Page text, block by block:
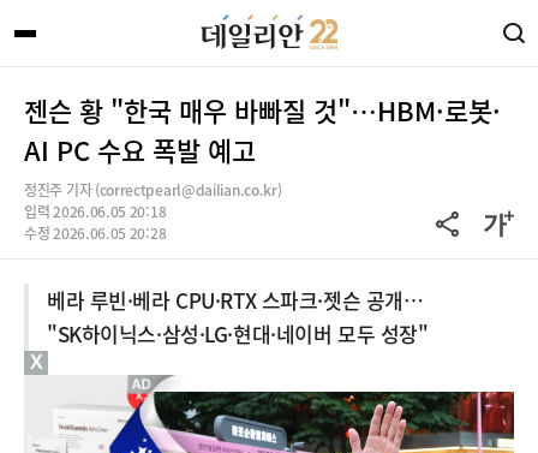
젠슨 황 "한국 매우 바빠질 것"…HBM·로봇·
AI PC 수요 폭발 예고
정진주 기자 (correctpearl@dailian.co.kr)
입력 2026.06.05 20:18
수정 2026.06.05 20:28
베라 루빈·베라 CPU·RTX 스파크·젯슨 공개…
"SK하이닉스·삼성·LG·현대·네이버 모두 성장"
X